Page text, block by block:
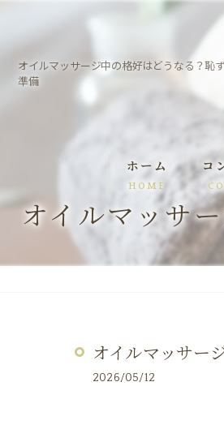
オイルマッサージ中の格好はどうなる？恥
準備
ホーム
HOME
コ
オイルマッサ
オイルマッサー
2026/05/12